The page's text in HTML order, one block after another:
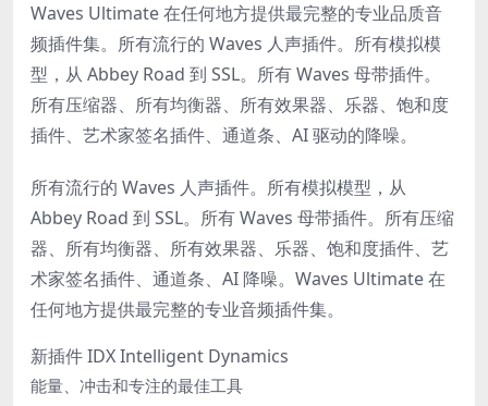
Waves Ultimate 在任何地方提供最完整的专业品质音
频插件集。所有流行的 Waves 人声插件。所有模拟模
型，从 Abbey Road 到 SSL。所有 Waves 母带插件。
所有压缩器、所有均衡器、所有效果器、乐器、饱和度
插件、艺术家签名插件、通道条、AI 驱动的降噪。
所有流行的 Waves 人声插件。所有模拟模型，从
Abbey Road 到 SSL。所有 Waves 母带插件。所有压缩
器、所有均衡器、所有效果器、乐器、饱和度插件、艺
术家签名插件、通道条、AI 降噪。Waves Ultimate 在
任何地方提供最完整的专业音频插件集。
新插件IDX Intelligent Dynamics
能量、冲击和专注的最佳工具